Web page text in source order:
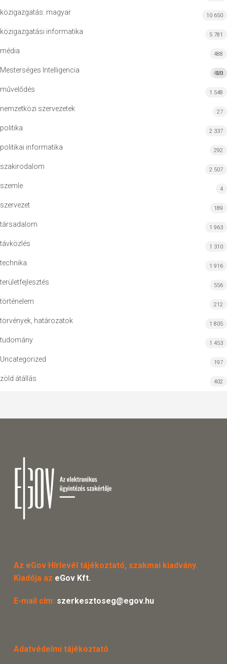
közigazgatás: magyar 10 650
közigazgatási informatika 5 781
média 488
Mesterséges Intelligencia MI
420
művelődés 1 548
nemzetközi szervezetek 27
politika 2 337
politikai informatika 292
szakirodalom 2 507
szemle 4
szervezet 189
társadalom 1 963
távközlés 1 310
technika 1 916
területfejlesztés 556
történelem 212
törvények, határozatok 1 805
tudomány 1 453
Uncategorized 197
zöld átállás 402
Az eGov Hírlevél tájékoztató, szakmai kiadvány.
Kiadója az eGov Kft.
E-mail cím: szerkesztoseg@egov.hu
Adatvédelmi tájékoztató